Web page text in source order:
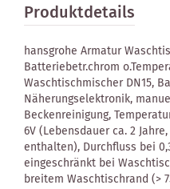
Produktdetails
hansgrohe Armatur
Batteriebetr.chrom
Waschtischmischer DN15,
Näherungselektronik,
Beckenreinigung,
6V (Lebensdauer ca. 2
enthalten), Durchfluss bei
eingeschränkt bei
breitem Waschtischrand (>